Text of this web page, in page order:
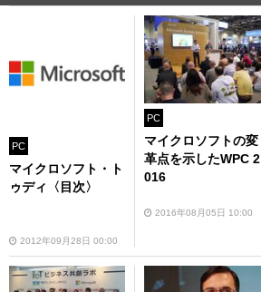
PC
マイクロソフト・ト
ゥディ〈目次〉
2012年09月28日 00:00
PC
マイクロソフトの変
革点を示したWPC 2
016
2016年08月05日 10:00